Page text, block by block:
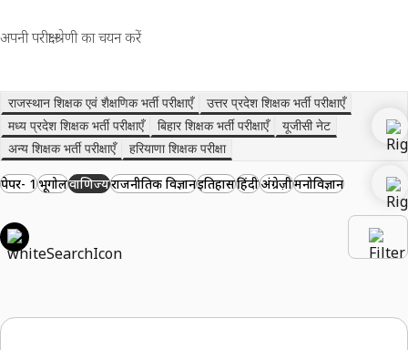
अपनी परीक्षा श्रेणी का चयन करें
राजस्थान शिक्षक एवं शैक्षणिक भर्ती परीक्षाएँ
उत्तर प्रदेश शिक्षक भर्ती परीक्षाएँ
मध्य प्रदेश शिक्षक भर्ती परीक्षाएँ
बिहार शिक्षक भर्ती परीक्षाएँ
यूजीसी नेट
अन्य शिक्षक भर्ती परीक्षाएँ
हरियाणा शिक्षक परीक्षा
पेपर- 1भूगोलवाणिज्यराजनीतिक विज्ञानइतिहासहिंदीअंग्रेज़ीमनोविज्ञान